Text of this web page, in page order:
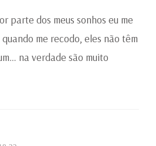
parte dos meus sonhos eu me
quando me recodo, eles não têm
na verdade são muito